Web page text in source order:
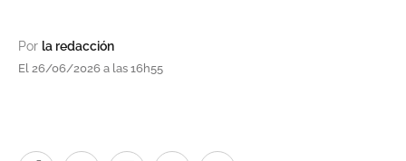
Por la redacción
El 26/06/2026 a las 16h55